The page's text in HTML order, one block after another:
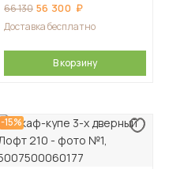
66 130 56 300
Доставка бесплатно
В корзину
-15%